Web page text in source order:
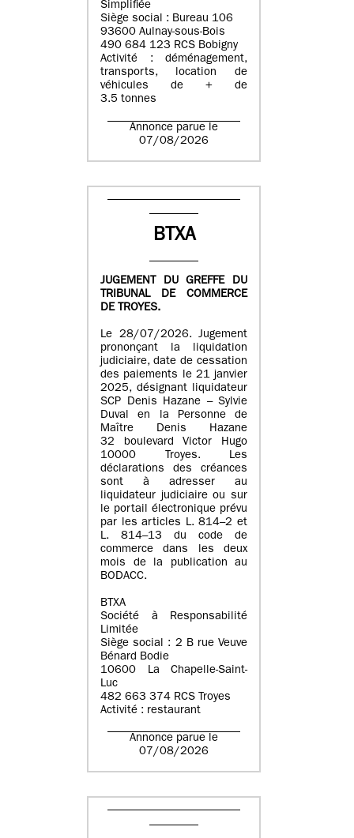
Simplifiée
Siège social : Bureau 106
93600 Aulnay-sous-Bois
490 684 123 RCS Bobigny
Activité : déménagement,
transports, location de
véhicules de + de
3.5 tonnes
Annonce parue le
07/08/2026
BTXA
JUGEMENT DU GREFFE DU
TRIBUNAL DE COMMERCE
DE TROYES.
Le 28/07/2026. Jugement
prononçant la liquidation
judiciaire, date de cessation
des paiements le 21 janvier
2025, désignant liquidateur
SCP Denis Hazane – Sylvie
Duval en la Personne de
Maître Denis Hazane
32 boulevard Victor Hugo
10000 Troyes. Les
déclarations des créances
sont à adresser au
liquidateur judiciaire ou sur
le portail électronique prévu
par les articles L. 814–2 et
L. 814–13 du code de
commerce dans les deux
mois de la publication au
BODACC.
BTXA
Société à Responsabilité
Limitée
Siège social : 2 B rue Veuve
Bénard Bodie
10600 La Chapelle-Saint-
Luc
482 663 374 RCS Troyes
Activité : restaurant
Annonce parue le
07/08/2026